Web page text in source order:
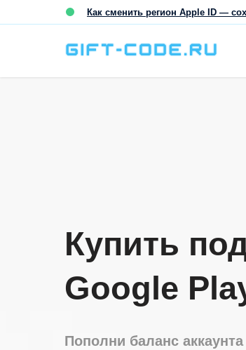
Как сменить регион Apple ID —
Купить
Google
Пополни баланс